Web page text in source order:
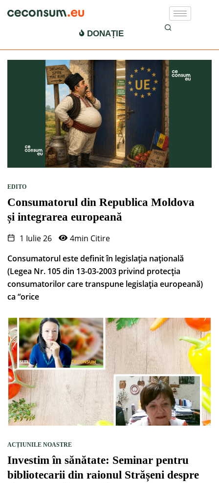
drepturile consumatorilor
DONAȚIE
EDITO
Consumatorul din Republica Moldova
și integrarea europeană
1 Iulie 26
4min Citire
Consumatorul este definit în legislația națională
(Legea Nr. 105 din 13-03-2003 privind protecţia
consumatorilor care transpune legislația europeană)
ca “orice
ACȚIUNILE NOASTRE
Investim în sănătate: Seminar pentru
bibliotecarii din raionul Strășeni despre